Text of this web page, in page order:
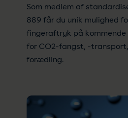
Som medlem af
889 får du unik mulighed
fingeraftryk på
for CO2-fangst, -
forædling.